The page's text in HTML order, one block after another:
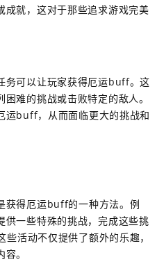
成就，这对于那些追求游戏完美
务可以让玩家获得厄运buff。这
难的挑战或击败特定的敌人。
运buff，从而面临更大的挑战和
获得厄运buff的一种方法。例
供一些特殊的挑战，完成这些挑
活动不仅提供了额外的乐趣，
。